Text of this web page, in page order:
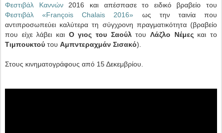
Φεστιβάλ Καννών2016 και απέσπασε το ειδικό βραβείο του
Φεστιβάλ «François Chalais 2016» ως την ταινία που
αντιπροσωπεύει καλύτερα τη σύγχρονη πραγματικότητα (βραβείο
που είχε λάβει και Ο γιος του ΣαούλτουΛάζλο Νέμεςκαι το
Τιμπουκτού του Αμπντεραχμάν Σισακό).
Στους κινηματογράφους από 15 Δεκεμβρίου.